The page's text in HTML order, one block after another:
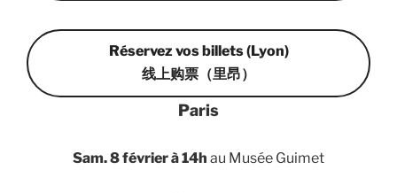
Réservez vos billets (Lyon)
线上购票（里昂）
Paris
Sam. 8 février à 14h au Musée Guimet